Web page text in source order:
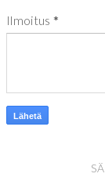
Ilmoitus *